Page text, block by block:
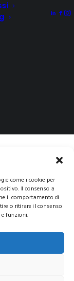
come i cookie per
Il consenso a
il comportamento di
o ritirare il consenso
funzioni.
REA MI 2112156 – C.F.